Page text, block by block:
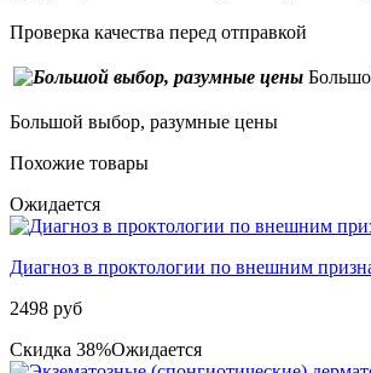
Проверка качества перед отправкой
Большой выбор, разумные цены
Похожие товары
Ожидается
Диагноз в проктологии по внешним
2498 руб
Скидка 38%Ожидается